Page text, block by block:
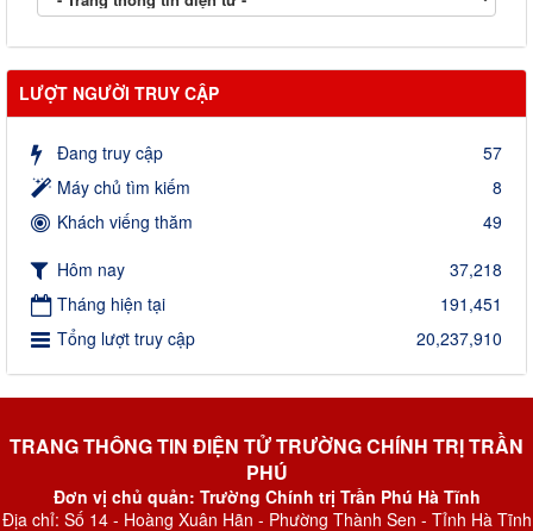
LƯỢT NGƯỜI TRUY CẬP
Đang truy cập
57
Máy chủ tìm kiếm
8
Khách viếng thăm
49
Hôm nay
37,218
Tháng hiện tại
191,451
Tổng lượt truy cập
20,237,910
TRANG THÔNG TIN ĐIỆN TỬ TRƯỜNG CHÍNH TRỊ TRẦN
PHÚ
Đơn vị chủ quản: Trường Chính trị Trần Phú Hà Tĩnh
Địa chỉ: Số 14 - Hoàng Xuân Hãn - Phường Thành Sen - Tỉnh Hà Tĩnh